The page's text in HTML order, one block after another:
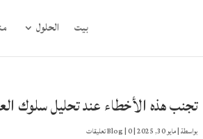
بيت الحلول
تجنب هذه الأخطاء عند تحليل سلوك
بواسطة|مايو 30, 2025 |
Blog|0 تعليقات